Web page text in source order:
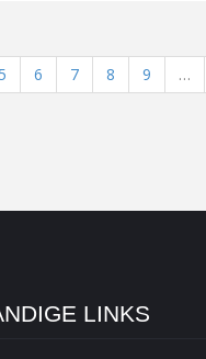
5 6 7 8 9 …
LINKS